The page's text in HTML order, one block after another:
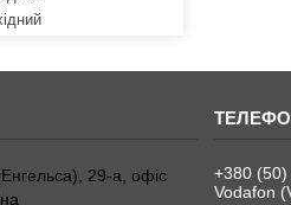
29-а, офіс
+380
Vodafon